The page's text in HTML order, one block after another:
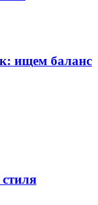
ищем баланс